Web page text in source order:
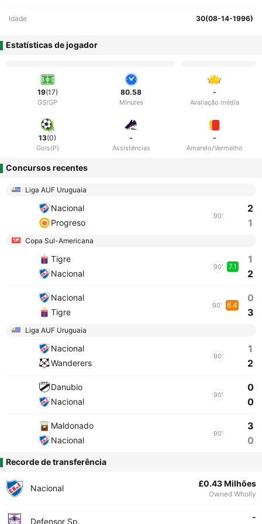
Idade 30(08-14-1996)
Estatísticas de jogador
19(17)
GS/GP
80.58
Minutes
-
Avaliação média
13(0)
Gols(P)
-
Assistências
-
Amarelo/Vermelho
Concursos recentes
Liga AUF Uruguaia
Nacional
Progreso
90'
2
1
Copa Sul-Americana
Tigre
Nacional
90' 7.1
1
2
Nacional
Tigre
90' 6.4
0
3
Liga AUF Uruguaia
Nacional
Wanderers
90'
1
2
Danubio
Nacional
90'
0
0
Maldonado
Nacional
90'
3
0
Recorde de transferência
Nacional £0.43 Milhões
Owned Wholly
Defensor Sp. -